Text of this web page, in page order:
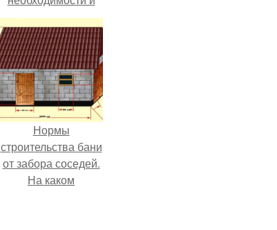
предписаниях
Нормы
строительства бани
от забора соседей.
На каком